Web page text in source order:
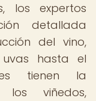
los expertos
detallada
del vino,
hasta el
tienen la
viñedos,